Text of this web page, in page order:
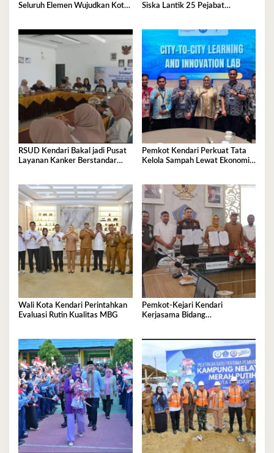
Seluruh Elemen Wujudkan Kota
Siska Lantik 25 Pejabat
RSUD Kendari Bakal jadi Pusat
Layanan Kanker Berstandar
Pemkot Kendari Perkuat Tata
Kelola Sampah Lewat Ekonomi
Wali Kota Kendari Perintahkan
Evaluasi Rutin Kualitas MBG
Pemkot-Kejari Kendari
Kerjasama Bidang